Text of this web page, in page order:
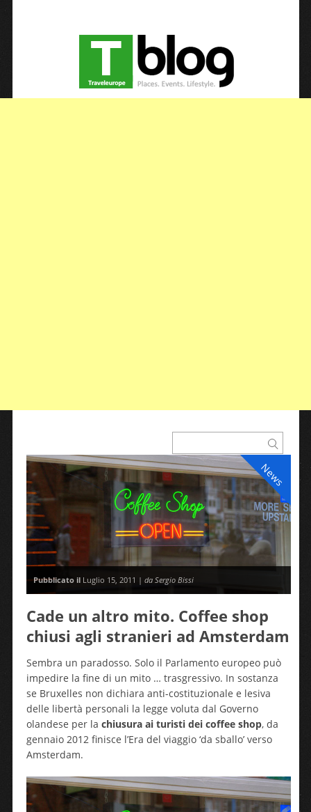
News
Pubblicato ilLuglio 15, 2011 | da Sergio Bissi
Cade un altro mito. Coffee shop
chiusi agli stranieri ad Amsterdam
Sembra un paradosso. Solo il Parlamento europeo può
impedire la fine di un mito … trasgressivo. In sostanza
se Bruxelles non dichiara anti-costituzionale e lesiva
delle libertà personali la legge voluta dal Governo
olandese per la chiusura ai turisti dei coffee shop, da
gennaio 2012 finisce l’Era del viaggio ‘da sballo’ verso
Amsterdam.